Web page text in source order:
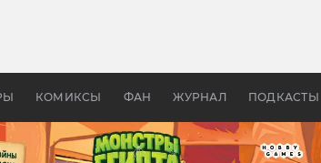
КОМИКСЫ ФАН ЖУРНАЛ ПОДКАСТЫ
колец»
Древней Грецией